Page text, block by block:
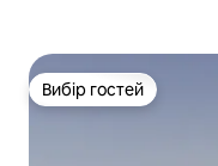
Вибір гостей
Вибір гостей